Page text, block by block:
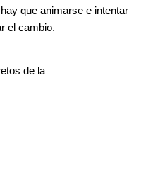
que animarse e intentar
el cambio.
de la